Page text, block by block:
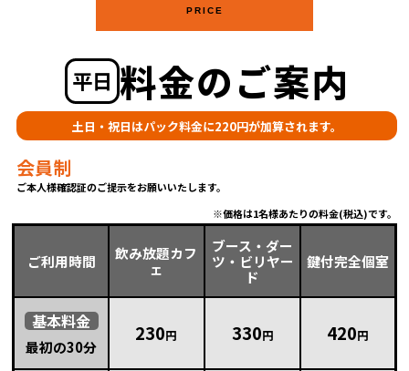
PRICE
平日 料金のご案内
土日・祝日はパック料金に220円が加算されます。
会員制
ご本人様確認証のご提示をお願いいたします。
価格は1名様あたりの料金(税込)です。
ご利用時間
飲み放題カフ
ェ
ブース・ダー
ツ・ビリヤー
ド
鍵付完全個室
基本料金
最初の30分
230円 330円 420円